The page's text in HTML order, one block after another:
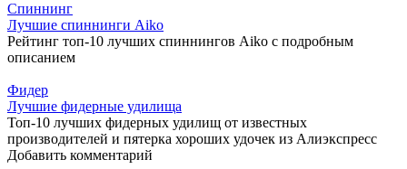
Спиннинг
Лучшие спиннинги Aiko
Рейтинг топ-10 лучших спиннингов Aiko с подробным
описанием
Фидер
Лучшие фидерные удилища
Топ-10 лучших фидерных удилищ от известных
производителей и пятерка хороших удочек из Алиэкспресс
Добавить комментарий